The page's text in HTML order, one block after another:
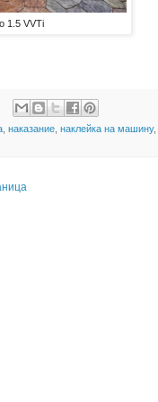
1.5 VVTi
наказание наклейка на машину,